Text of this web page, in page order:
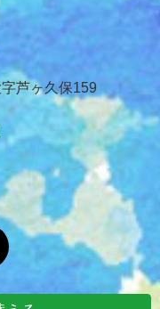
芦ヶ久保159